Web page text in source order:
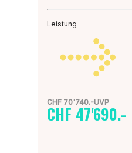
Leistung
CHF 70'740.-UVP
CHF 47'690.-